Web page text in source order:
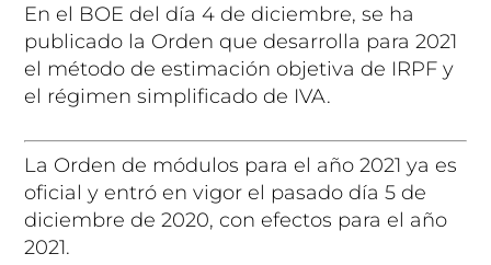
En el BOE del día 4 de diciembre, se ha
publicado la Orden que desarrolla para 2021
el método de estimación objetiva de IRPF y
el régimen simplificado de IVA.
La Orden de módulos para el año 2021 ya es
oficial y entró en vigor el pasado día 5 de
diciembre de 2020, con efectos para el año
2021.